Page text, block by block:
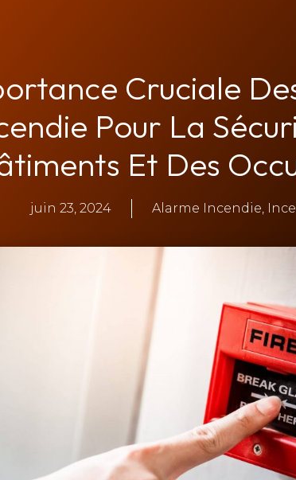
Cruciale
Pour La
Et Des
juin 23, 2024 Alarme Incendie